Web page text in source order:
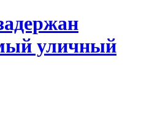
уличный